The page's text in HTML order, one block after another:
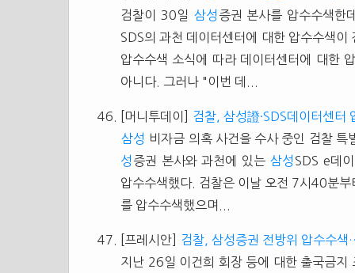
검찰이 30일 삼성 증권 본사를 압수수색한
SDS의 과천 데이터센터에 대한 압수수색이
압수수색 소식에 따라 데이터센터에 대한
아니다. 그러나 "이번 데...
[머니투데이]
검찰, 삼성證·SDS데이터센터
삼성 비자금 의혹 사건을 수사 중인 검찰
성 증권 본사와 과천에 있는 삼성 SDS e데
압수수색했다. 검찰은 이날 오전 7시40분
를 압수수색했으며...
[프레시안]
검찰, 삼성증권 전방위 압수수
지난 26일 이건희 회장 등에 대한 출국금지